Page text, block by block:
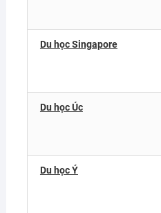
Du học Singapore
Du học Úc
Du học Ý